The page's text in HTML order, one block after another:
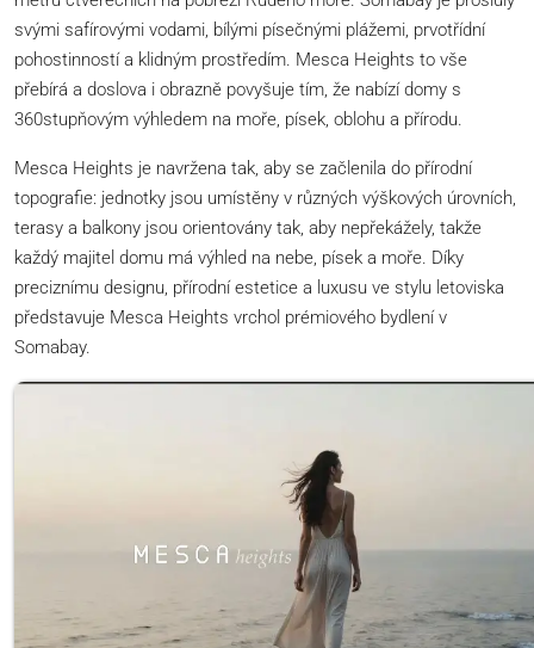
svými safírovými vodami, bílými písečnými plážemi, prvotřídní
pohostinností a klidným prostředím. Mesca Heights to vše
přebírá a doslova i obrazně povyšuje tím, že nabízí domy s
360stupňovým výhledem na moře, písek, oblohu a přírodu.
Mesca Heights je navržena tak, aby se začlenila do přírodní
topografie: jednotky jsou umístěny v různých výškových úrovních,
terasy a balkony jsou orientovány tak, aby nepřekážely, takže
každý majitel domu má výhled na nebe, písek a moře. Díky
preciznímu designu, přírodní estetice a luxusu ve stylu letoviska
představuje Mesca Heights vrchol prémiového bydlení v
Somabay.